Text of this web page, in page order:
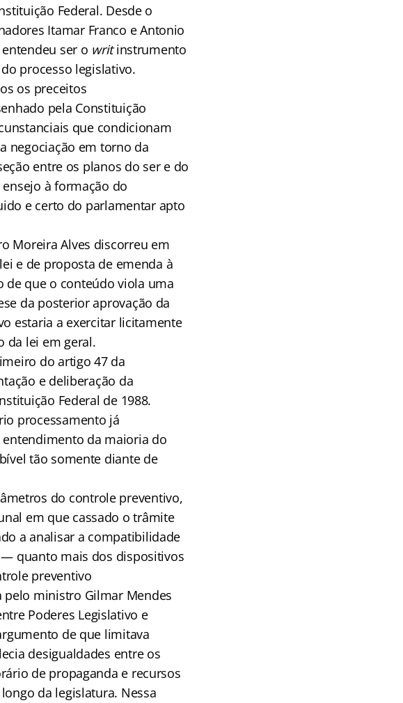
Federal. Desde o
Itamar Franco e Antonio
ser o writinstrumento
processo legislativo.
os preceitos
pela Constituição
que condicionam
negociação em torno da
entre os planos do ser e do
à formação do
e certo do parlamentar apto
Moreira Alves discorreu em
e de proposta de emenda à
de que o conteúdo viola uma
da posterior aprovação da
estaria a exercitar licitamente
da lei em geral.
do artigo 47 da
e deliberação da
Federal de 1988.
processamento já
da maioria do
tão somente diante de
do controle preventivo,
em que cassado o trâmite
a analisar a compatibilidade
quanto mais dos dispositivos
preventivo
ministro Gilmar Mendes
Poderes Legislativo e
de que limitava
desigualdades entre os
de propaganda e recursos
da legislatura. Nessa